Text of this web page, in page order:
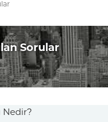
Sorular
Nedir?